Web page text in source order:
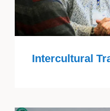
Intercultural